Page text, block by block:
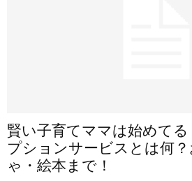
賢い子育てママは始めてる
プションサービスとは何
ゃ・絵本まで！